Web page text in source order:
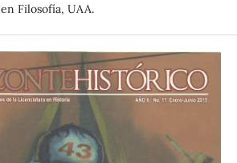
Filosofía, UAA.